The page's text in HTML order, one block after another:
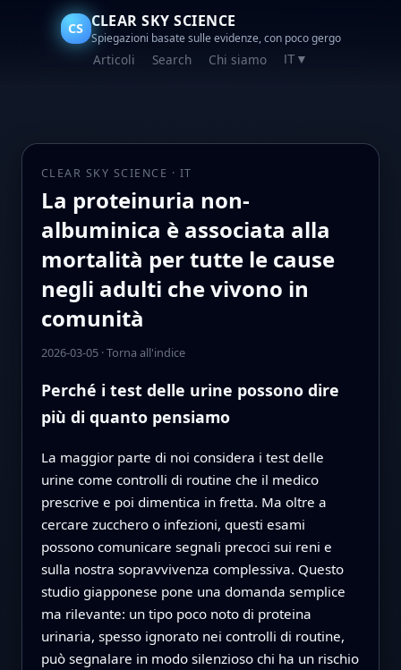
CS CLEAR SKY SCIENCE
Spiegazioni basate sulle evidenze, con poco gergo
Articoli Search Chi siamo IT ▼
CLEAR SKY SCIENCE · IT
La proteinuria non-
albuminica è associata alla
mortalità per tutte le cause
negli adulti che vivono in
comunità
2026-03-05·Torna all'indice
Perché i test delle urine possono dire
più di quanto pensiamo
La maggior parte di noi considera i test delle
urine come controlli di routine che il medico
prescrive e poi dimentica in fretta. Ma oltre a
cercare zucchero o infezioni, questi esami
possono comunicare segnali precoci sui reni e
sulla nostra sopravvivenza complessiva. Questo
studio giapponese pone una domanda semplice
ma rilevante: un tipo poco noto di proteina
urinaria, spesso ignorato nei controlli di routine,
può segnalare in modo silenzioso chi ha un rischio